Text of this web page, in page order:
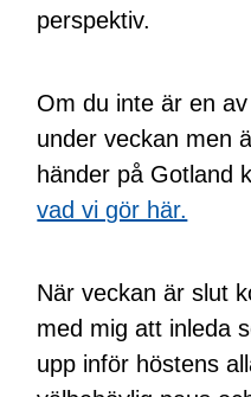
perspektiv.
Om du inte är en
under veckan men
händer på Gotland
vad vi gör här.
När veckan är slut
med mig att inleda
upp inför höstens